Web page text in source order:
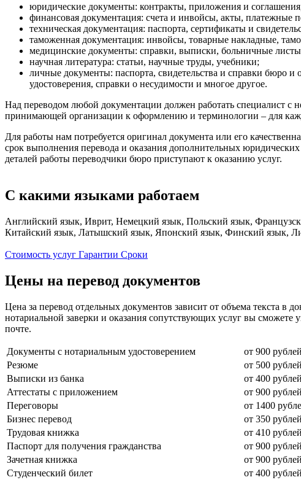
юридические документы: контракты, приложения и
финансовая документация: счета и инвойсы, акты, платежные
техническая документация: паспорта, сертификаты и
таможенная документация: инвойсы, товарные накладные,
медицинские документы: справки, выписки, больничные
научная литература: статьи, научные труды, учебники;
личные документы: паспорта, свидетельства и справки бюро
удостоверения, справки о несудимости и многое другое.
Над переводом любой документации должен работать специалист с
принимающей организации к оформлению и терминологии – для
Для работы нам потребуется оригинал документа или его
срок выполнения перевода и оказания дополнительных
деталей работы переводчики бюро приступают к оказанию услуг.
С какими языками работаем
Английский язык, Иврит, Немецкий язык, Польский язык,
Китайский язык, Латышский язык, Японский язык, Финский язык,
Стоимость услуг Гарантии Сроки
Цены на перевод документов
Цена за перевод отдельных документов зависит от объема текста
нотариальной заверки и оказания сопутствующих услуг вы
почте.
Документы с нотариальным удостоверением
от 900 рублей
Резюме
от 500 рублей
Выписки из банка
от 400 рублей
Аттестаты с приложением
от 900 рублей
Переговоры
от 1400
Бизнес перевод
от 350
Трудовая книжка
от 410 рублей
Паспорт для получения гражданства
от 900 рублей
Зачетная книжка
от 900 рублей
Студенческий билет
от 400 рублей